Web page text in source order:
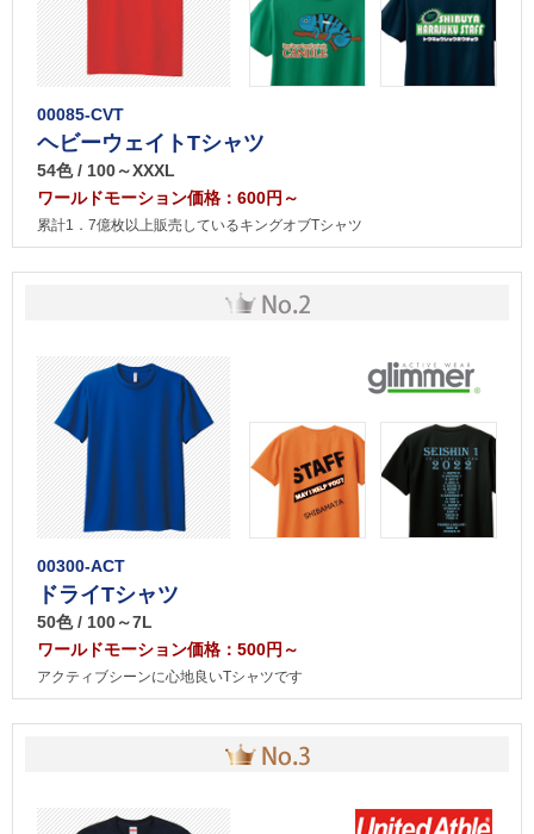
00085-CVT
ヘビーウェイトTシャツ
54色 / 100～XXXL
ワールドモーション価格：600円～
累計1．7億枚以上販売しているキングオブTシャツ
00300-ACT
ドライTシャツ
50色 / 100～7L
ワールドモーション価格：500円～
アクティブシーンに心地良いTシャツです